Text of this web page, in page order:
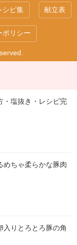
シピ集 献立表
ポリシー
・塩抜き・レシピ完
めちゃ柔らかな豚肉
入りとろとろ豚の角